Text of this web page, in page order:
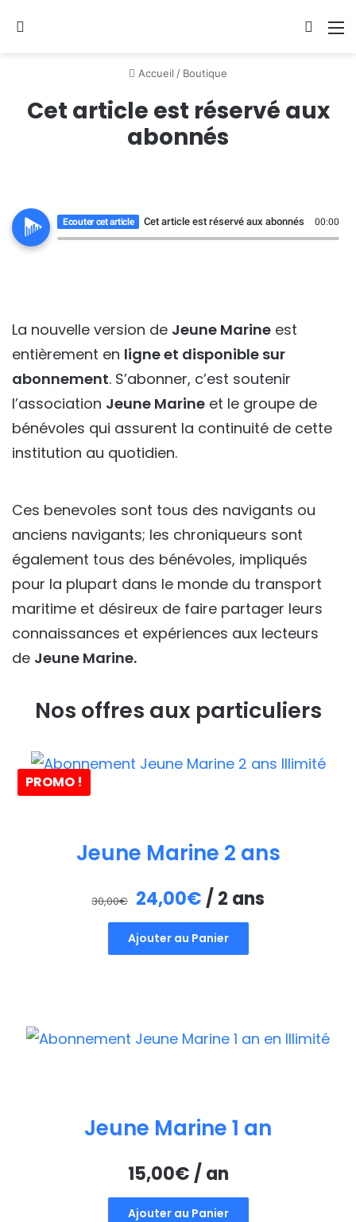
Accueil / Boutique
Cet article est réservé aux
abonnés
Ecouter cet article Cet article est réservé aux abonnés 00:00
La nouvelle version de Jeune Marine est
entièrement en ligne et disponible sur
abonnement. S’abonner, c’est soutenir
l’association Jeune Marine et le groupe de
bénévoles qui assurent la continuité de cette
institution au quotidien.
Ces benevoles sont tous des navigants ou
anciens navigants; les chroniqueurs sont
également tous des bénévoles, impliqués
pour la plupart dans le monde du transport
maritime et désireux de faire partager leurs
connaissances et expériences aux lecteurs
de Jeune Marine.
Nos offres aux particuliers
PROMO !
Jeune Marine 2 ans
30,00€ Le
prix
initial
24,00€ Le
prix
actuel
/ 2 ans
Ajouter au Panier
Jeune Marine 1 an
15,00€ / an
Ajouter au Panier